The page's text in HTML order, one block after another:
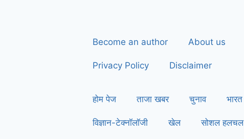
Become an author About us
Privacy Policy Disclaimer
होम पेज ताजा खबर चुनाव भारत
विज्ञान-टेक्नॉलॉजी खेल सोशल हलचल